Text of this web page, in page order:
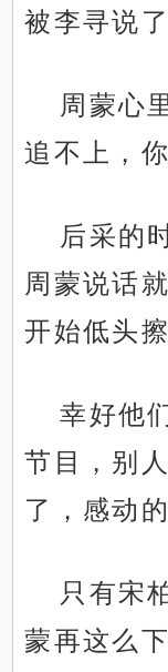
被李寻说
周蒙心
追不上，
后采的
周蒙说话
开始低头
幸好他
节目，别
了，感动的
只有宋
蒙再这么